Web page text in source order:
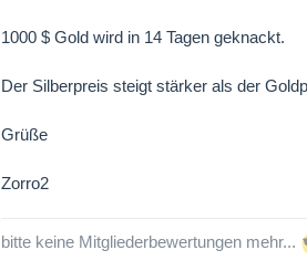
1000 $ Gold wird in 14 Tagen geknackt.
Der Silberpreis steigt stärker als der
Grüße
Zorro2
bitte keine Mitgliederbewertungen mehr...